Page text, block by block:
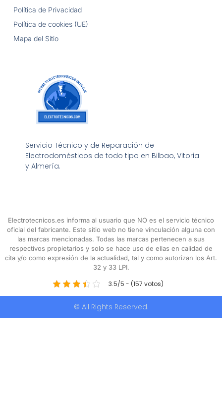
Servicio Técnico y de Reparación de
Electrodomésticos de todo tipo en Bilbao, Vitoria
y Almería.
Política de Privacidad
Política de cookies (UE)
Mapa del Sitio
Electrotecnicos.es informa al usuario que NO es el servicio técnico
oficial del fabricante. Este sitio web no tiene vinculación alguna con
las marcas mencionadas. Todas las marcas pertenecen a sus
respectivos propietarios y solo se hace uso de ellas en calidad de
cita y/o como expresión de la actualidad, tal y como autorizan los Art.
32 y 33 LPI.
3.5/5 - (157 votos)
© All Rights Reserved.